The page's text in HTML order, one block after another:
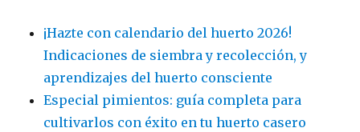
¡Hazte con calendario del huerto 2026!
Indicaciones de siembra y recolección, y
aprendizajes del huerto consciente
Especial pimientos: guía completa para
cultivarlos con éxito en tu huerto casero